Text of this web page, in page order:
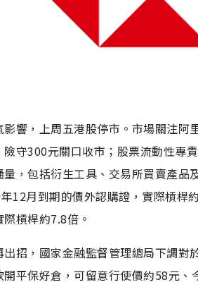
影響，上周五港股停市。市場關注
險守300元關口收市；股票流動性專
量，包括衍生工具、交易所買賣產
12月到期的價外認購證，實際槓桿
槓桿約7.8倍。
出招，國家金融監督管理總局下調
開平保好倉，可留意行使價約58元